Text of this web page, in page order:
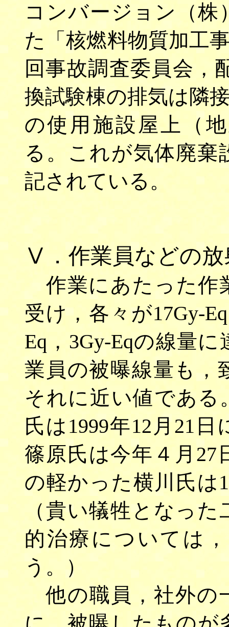
コンバージョン（株
た「核燃料物質加工
回事故調査委員会，
換試験棟の排気は隣
の使用施設屋上（
る。これが気体廃棄
記されている。
Ⅴ．作業員などの放
作業にあたった作
受け，各々が17Gy-
Eq，3Gy-Eqの線量
業員の被曝線量も，
それに近い値である
氏は1999年12月21
篠原氏は今年４月27
の軽かった横川氏は
（貴い犠牲となっ
的治療については
う。）
他の職員，社外の